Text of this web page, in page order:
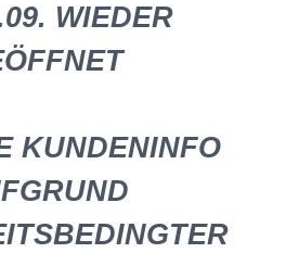
WIEDER
KUNDENINFO